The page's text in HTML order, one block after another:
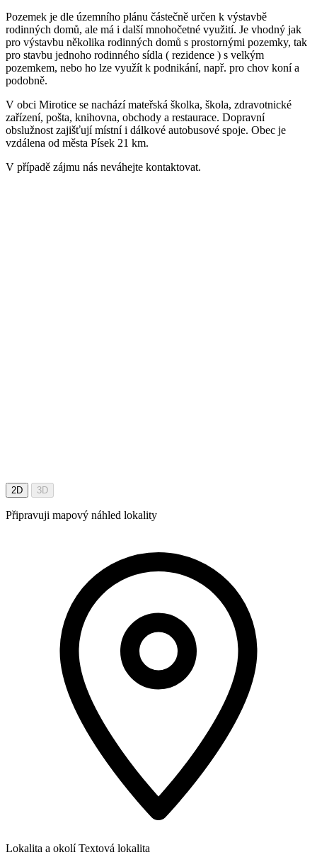
Pozemek je dle územního plánu částečně určen k výstavbě
rodinných domů, ale má i další mnohočetné využití. Je vhodný jak
pro výstavbu několika rodinných domů s prostornými pozemky, tak
pro stavbu jednoho rodinného sídla ( rezidence ) s velkým
pozemkem, nebo ho lze využít k podnikání, např. pro chov koní a
podobně.
V obci Mirotice se nachází mateřská školka, škola, zdravotnické
zařízení, pošta, knihovna, obchody a restaurace. Dopravní
obslužnost zajišťují místní i dálkové autobusové spoje. Obec je
vzdálena od města Písek 21 km.
V případě zájmu nás neváhejte kontaktovat.
2D 3D
Připravuji mapový náhled lokality
Lokalita a okolí Textová lokalita